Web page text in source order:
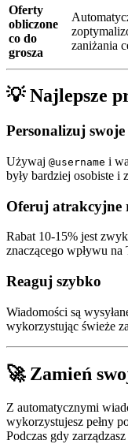
Oferty
obliczone
co do
grosza
zaniżania
💡 Najlepsze
Personalizuj
Używaj @username i
były bardziej osobiste i
Oferuj atrakcyjne
Rabat 10-15% jest
znaczącego wpływu na
Reaguj szybko
Wiadomości są
wykorzystując świeże
🚀 Zamień
Z automatycznymi
wykorzystujesz pełny
Podczas gdy